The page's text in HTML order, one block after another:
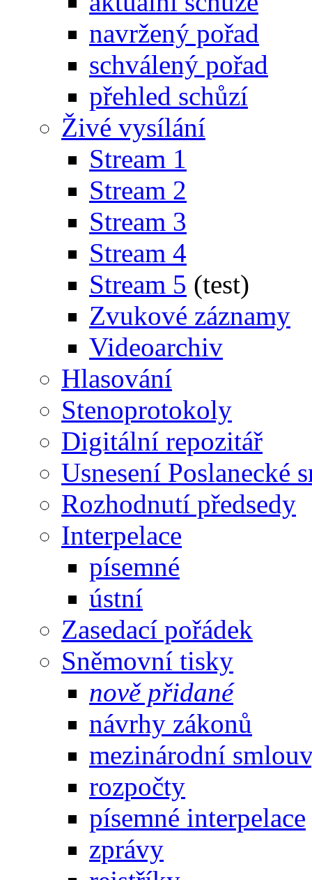
navržený pořad
schválený pořad
přehled schůzí
Živé vysílání
Stream 1
Stream 2
Stream 3
Stream 4
Stream 5 (test)
Zvukové záznamy
Videoarchiv
Hlasování
Stenoprotokoly
Digitální repozitář
Usnesení Poslanecké
Rozhodnutí předsedy
Interpelace
písemné
ústní
Zasedací pořádek
Sněmovní tisky
nově přidané
návrhy zákonů
mezinárodní
rozpočty
písemné interpelace
zprávy